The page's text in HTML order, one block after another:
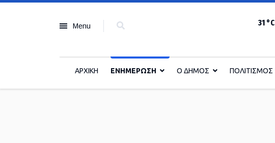
Menu 31 °C
ΑΡΧΙΚΗ ΕΝΗΜΕΡΩΣΗ Ο ΔΗΜΟΣ ΠΟΛΙΤΙΣΜΟΣ